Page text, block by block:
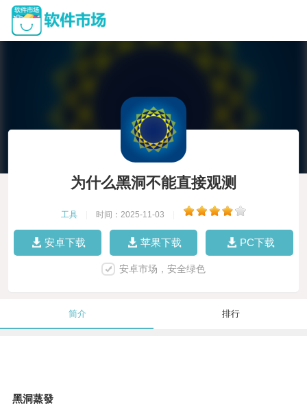
为什么黑洞不能直接观测
工具 时间：2025-11-03
安卓下载 苹果下载 PC下载
安卓市场，安全绿色
简介 排行
黑洞蒸發